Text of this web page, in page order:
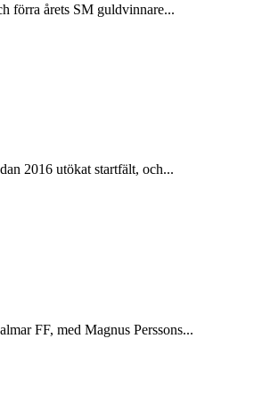
förra årets SM guldvinnare...
2016 utökat startfält, och...
FF, med Magnus Perssons...